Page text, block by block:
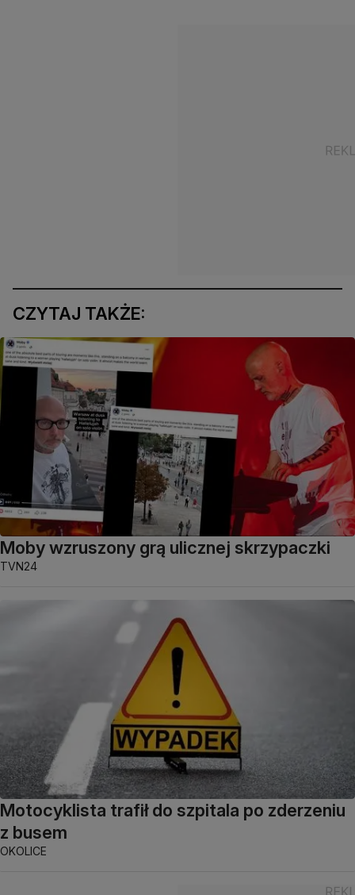
CZYTAJ TAKŻE:
Moby wzruszony grą ulicznej skrzypaczki
TVN24
Motocyklista trafił do szpitala po zderzeniu
z busem
OKOLICE